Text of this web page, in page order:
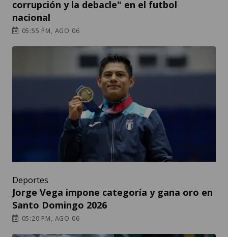
corrupción y la debacle" en el futbol
nacional
05:55 PM, AGO 06
Deportes
Jorge Vega impone categoría y gana oro en
Santo Domingo 2026
05:20 PM, AGO 06